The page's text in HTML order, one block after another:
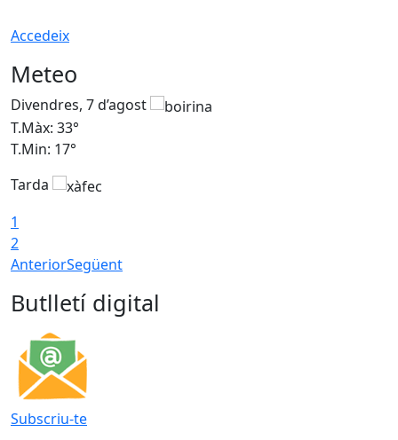
Accedeix
Meteo
Divendres, 7 d’agost
T.Màx: 33°
T.Min: 17°
Tarda
1
2
AnteriorSegüent
Butlletí digital
Subscriu-te